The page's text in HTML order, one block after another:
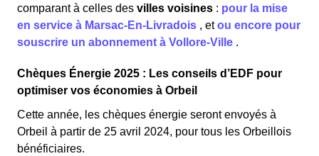
comparant à celles des villes voisines : pour la mise
en service à Marsac-En-Livradois , etou encore pour
souscrire un abonnement à Vollore-Ville .
Chèques Énergie 2025 : Les conseils d’EDF pour
optimiser vos économies à Orbeil
Cette année, les chèques énergie seront envoyés à
Orbeil à partir de 25 avril 2024, pour tous les Orbeillois
bénéficiaires.